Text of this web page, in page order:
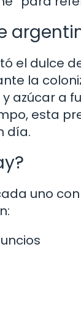
el dulce
la
azúcar a
esta
día.
uno